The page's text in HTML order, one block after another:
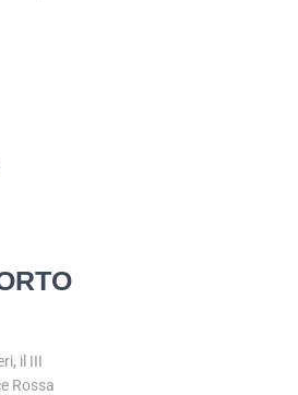
il III
Rossa